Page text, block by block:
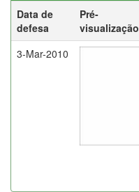
Data de
defesa
Pré-
visualização
3-Mar-2010